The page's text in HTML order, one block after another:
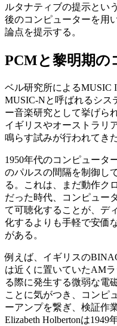
ルタナティブの提示とい
後のコンピューターを用
論点を提示する。
PCMと黎明期の
ベル研究所によるMUSIC
MUSIC-Nと呼ばれるシス
ー音楽研究として挙げら
イギリスやオーストラリ
鳴らす試みが行われてき
1950年代のコンピュータ
のパルスの間隔を制御し
る。これは、まだ動作ク
だった時代、コンピュー
て可聴化することが、デ
化するよりも手軽で安価
がある。
例えば、イギリスの
は近くに置いていたAM
る際に発生する微弱な電
ことに気がつき、コンピ
ーアンプを繋ぎ、検証作
Elizabeth Holbertonは